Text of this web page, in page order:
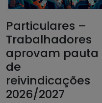
Particulares –
Trabalhadores
aprovam pauta
de
reivindicações
2026/2027